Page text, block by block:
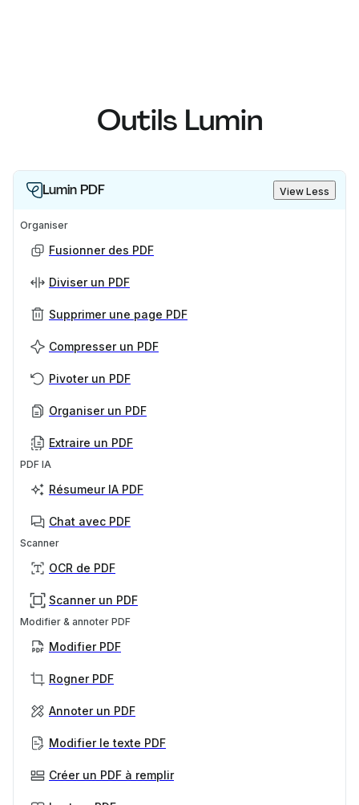
Outils Lumin
Lumin PDF View Less
Organiser
Fusionner des PDF
Diviser un PDF
Supprimer une page PDF
Compresser un PDF
Pivoter un PDF
Organiser un PDF
Extraire un PDF
PDF IA
Résumeur IA PDF
Chat avec PDF
Scanner
OCR de PDF
Scanner un PDF
Modifier & annoter PDF
Modifier PDF
Rogner PDF
Annoter un PDF
Modifier le texte PDF
Créer un PDF à remplir